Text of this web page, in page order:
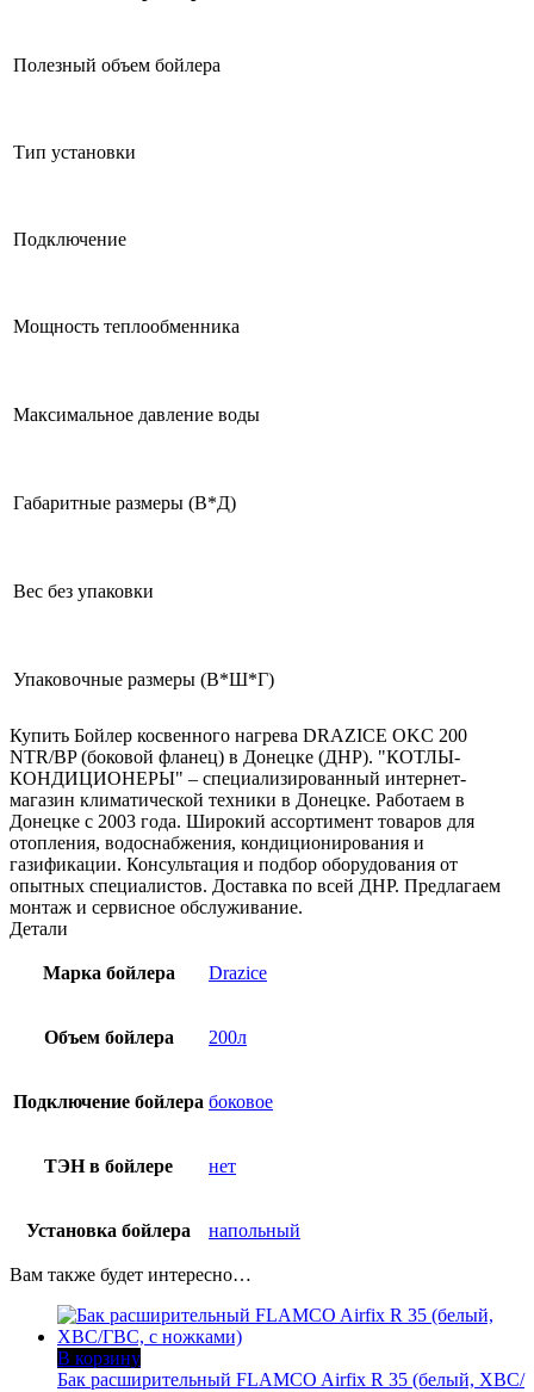
Полезный объем бойлера
Тип установки
Подключение
Мощность теплообменника
Максимальное давление воды
Габаритные размеры (В*Д)
Вес без упаковки
Упаковочные размеры (В*Ш*Г)
Купить Бойлер косвенного нагрева DRAZICE OKC 200
NTR/BP (боковой фланец) в Донецке (ДНР). "КОТЛЫ-
КОНДИЦИОНЕРЫ" – специализированный интернет-
магазин климатической техники в Донецке. Работаем в
Донецке с 2003 года. Широкий ассортимент товаров для
отопления, водоснабжения, кондиционирования и
газификации. Консультация и подбор оборудования от
опытных специалистов. Доставка по всей ДНР. Предлагаем
монтаж и сервисное обслуживание.
Детали
Марка бойлера Drazice
Объем бойлера 200л
Подключение бойлера боковое
ТЭН в бойлере нет
Установка бойлера напольный
Вам также будет интересно…
В корзину
Бак расширительный FLAMCO Airfix R 35 (белый, ХВС/